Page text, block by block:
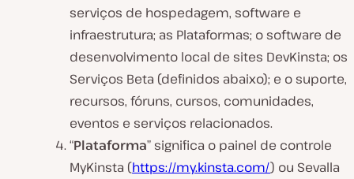
serviços de hospedagem, software e
infraestrutura; as Plataformas; o software de
desenvolvimento local de sites DevKinsta; os
Serviços Beta (definidos abaixo); e o suporte,
recursos, fóruns, cursos, comunidades,
eventos e serviços relacionados.
“Plataforma” significa o painel de controle
MyKinsta (https://my.kinsta.com/) ou Sevalla